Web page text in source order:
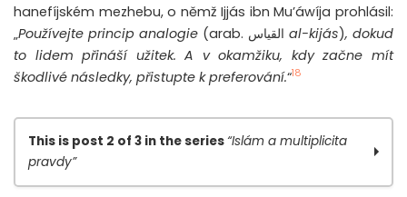
hanefíjském mezhebu, o němž Ijjás ibn Mu’áwíja prohlásil:
„Používejte princip analogie (arab. al-kijás), dokud
to lidem přináší užitek. A v okamžiku, kdy začne mít
škodlivé následky, přistupte k preferování.“18
This is post 2 of 3 in the series“Islám a multiplicita
pravdy”